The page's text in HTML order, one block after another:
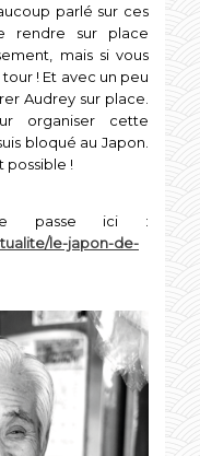
parlé sur ces
rendre sur place
mais si vous
! Et avec un peu
Audrey sur place.
organiser cette
bloqué au Japon.
possible !
passe ici :
le-japon-de-